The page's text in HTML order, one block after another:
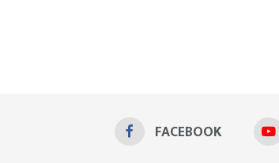
FACEBOOK